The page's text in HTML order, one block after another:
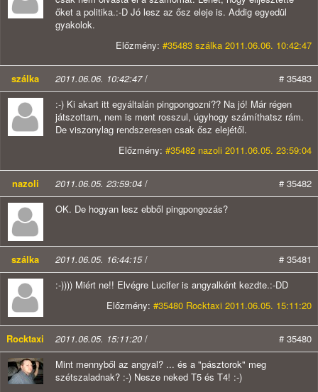
őket a politika.:-D Jó lesz az ősz eleje is. Addig egyedül
gyakolok.
Előzmény: #35483 szálka 2011.06.06. 10:42:47
szálka 2011.06.06. 10:42:47/
# 35483
:-) Ki akart itt egyáltalán pingpongozni?? Na jó! Már régen
játszottam, nem is ment rosszul, úgyhogy számíthatsz rám.
De viszonylag rendszeresen csak ősz elejétől.
Előzmény: #35482 nazoli 2011.06.05. 23:59:04
nazoli 2011.06.05. 23:59:04 /
# 35482
OK. De hogyan lesz ebből pingpongozás?
szálka 2011.06.05. 16:44:15/
# 35481
:-)))) Miért ne!! Elvégre Lucifer is angyalként kezdte.:-DD
Előzmény: #35480 Rocktaxi 2011.06.05. 15:11:20
Rocktaxi 2011.06.05. 15:11:20 /
# 35480
Mint mennyből az angyal? ... és a "pásztorok" meg
szétszaladnak? :-) Nesze neked T5 és T4! :-)